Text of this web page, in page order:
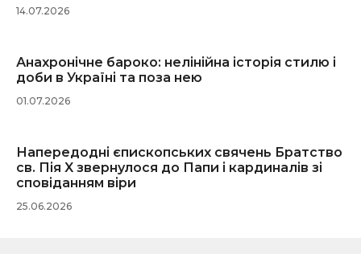
14.07.2026
Анахронічне бароко: нелінійна історія стилю і
доби в Україні та поза нею
01.07.2026
Напередодні єпископських свячень Братство
св. Пія X звернулося до Папи і кардиналів зі
сповіданням віри
25.06.2026